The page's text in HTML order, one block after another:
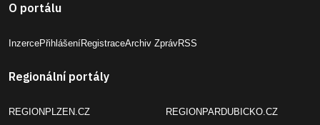
O portálu
InzercePřihlášeníRegistraceArchiv ZprávRSS
Regionální portály
REGIONPLZEN.CZ REGIONPARDUBICKO.CZ